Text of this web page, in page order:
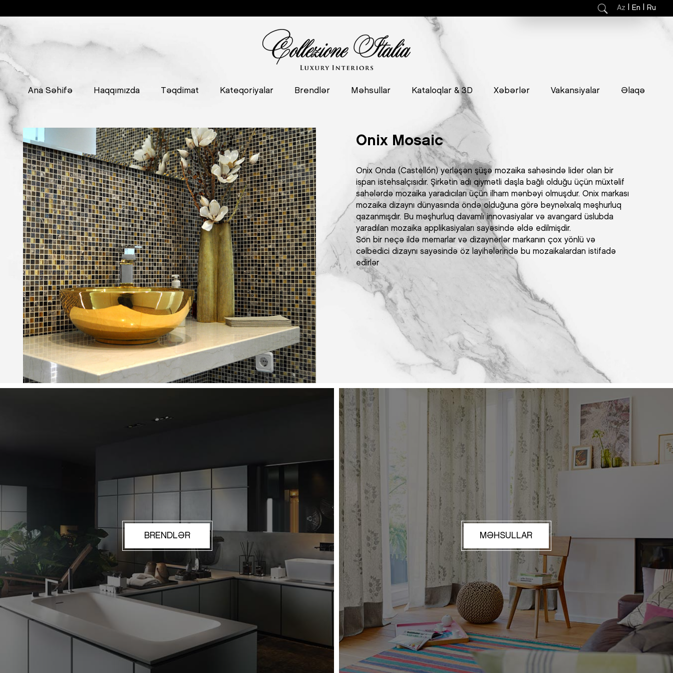
Az En Ru
Ana Səhifə Haqqımızda Təqdimat Kateqoriyalar Brendlər Məhsullar Kataloqlar & 3D Xəbərlər Vakansiyalar Əlaqə
Onix Mosaic
Onix Onda (Castellón) yerləşən şüşə mozaika sahəsində lider olan bir
ispan istehsalçısıdır. Şirkətin adı qiymətli daşla bağlı olduğu üçün müxtəlif
sahələrdə mozaika yaradıcıları üçün ilham mənbəyi olmuşdur. Onix markası
mozaika dizaynı dünyasında öndə olduğuna görə beynəlxalq məşhurluq
qazanmışdır. Bu məşhurluq davamlı innovasiyalar və avangard üslubda
yaradılan mozaika applikasiyaları sayəsində əldə edilmişdir.
Son bir neçə ildə memarlar və dizaynerlər markanın çox yönlü və
cəlbedici dizaynı sayəsində öz layihələrində bu mozaikalardan istifadə
edirlər
BRENDLƏR MƏHSULLAR